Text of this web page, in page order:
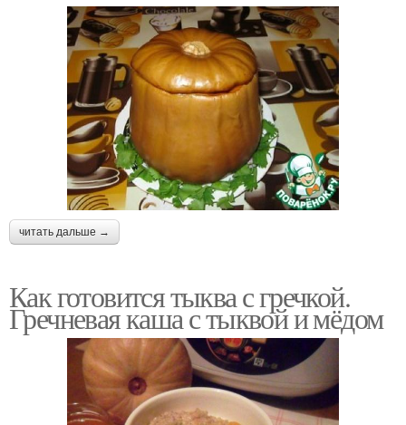
читать дальше →
Как готовится тыква с гречкой.
Гречневая каша с тыквой и мёдом